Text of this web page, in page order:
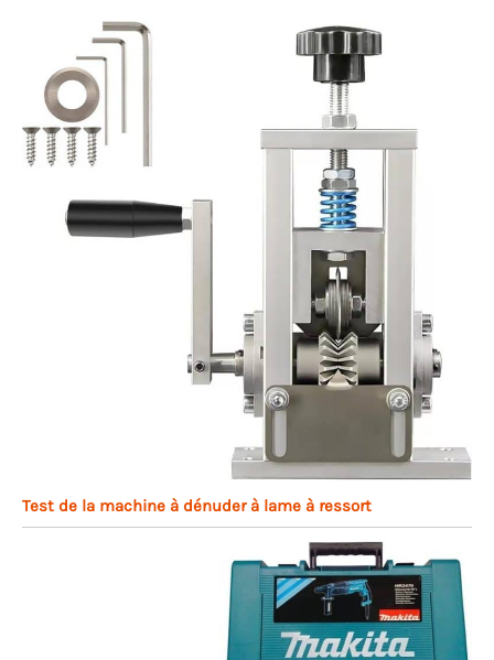
Test de la machine à dénuder à lame à ressort